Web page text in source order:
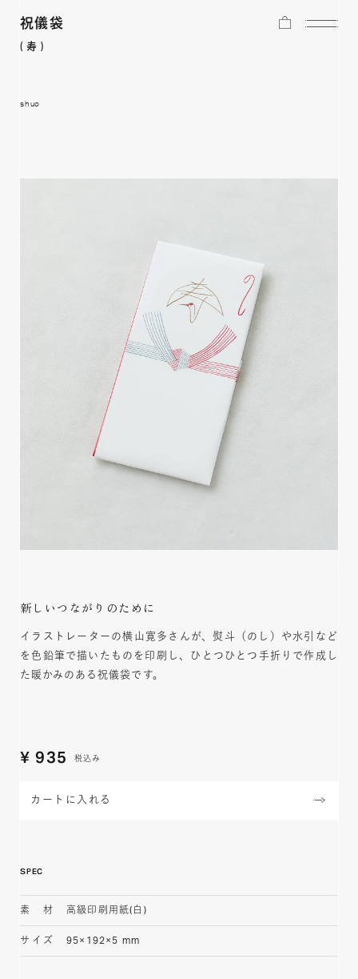
祝儀袋
( 寿 )
shuo
新しいつながりのために
イラストレーターの横山寛多さんが、熨斗（のし）や水引など
を色鉛筆で描いたものを印刷し、ひとつひとつ手折りで作成し
た暖かみのある祝儀袋です。
¥ 935 税込み
カートに入れる
SPEC
素材 高級印刷用紙(白)
サイズ 95×192×5 mm